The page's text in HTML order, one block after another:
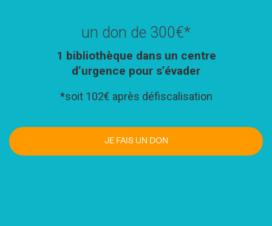
un don de 300€*
1 bibliothèque dans un centre
d’urgence pour s’évader
*soit 102€ après défiscalisation
JE FAIS UN DON